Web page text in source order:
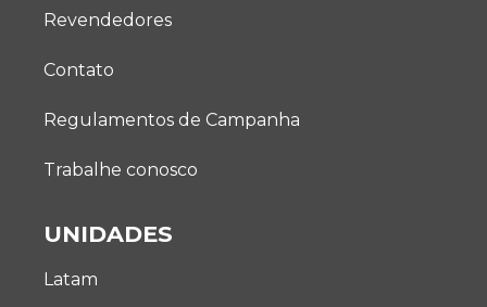
Revendedores
Contato
Regulamentos de Campanha
Trabalhe conosco
UNIDADES
Latam